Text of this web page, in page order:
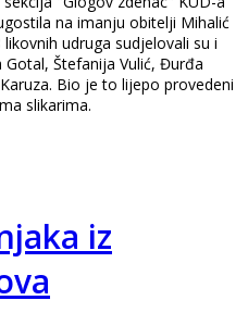
na imanju obitelji Mihalić
udruga sudjelovali su i
Štefanija Vulić, Đurđa
Bio je to lijepo provedeni
slikarima.
iz